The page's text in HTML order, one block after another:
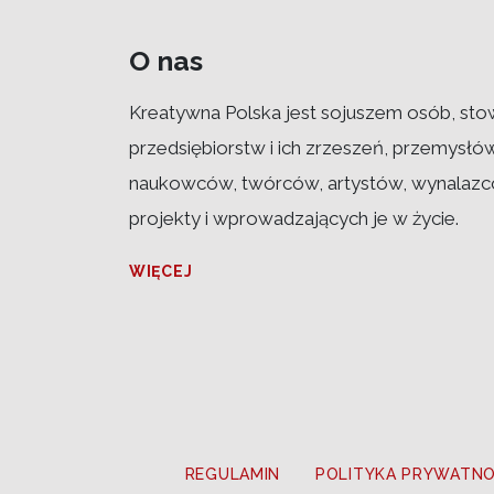
O nas
Kreatywna Polska jest sojuszem osób,
przedsiębiorstw i ich zrzeszeń,
naukowców, twórców, artystów,
projekty i wprowadzających je w życie.
WIĘCEJ
REGULAMIN POLITYKA